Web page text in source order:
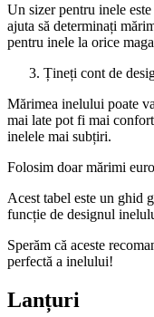
Un sizer pentru inele
ajuta să determinați
pentru inele la orice
Țineți cont de
Mărimea inelului poate
mai late pot fi mai
inelele mai subțiri.
Folosim doar mărimi
Acest tabel este un ghid
funcție de designul
Sperăm că aceste
perfectă a inelului!
Lanțuri